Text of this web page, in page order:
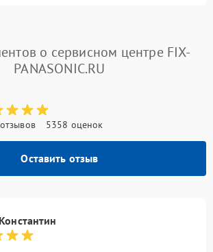
о сервисном центре FIX-
PANASONIC.RU
5358 оценок
Оставить отзыв